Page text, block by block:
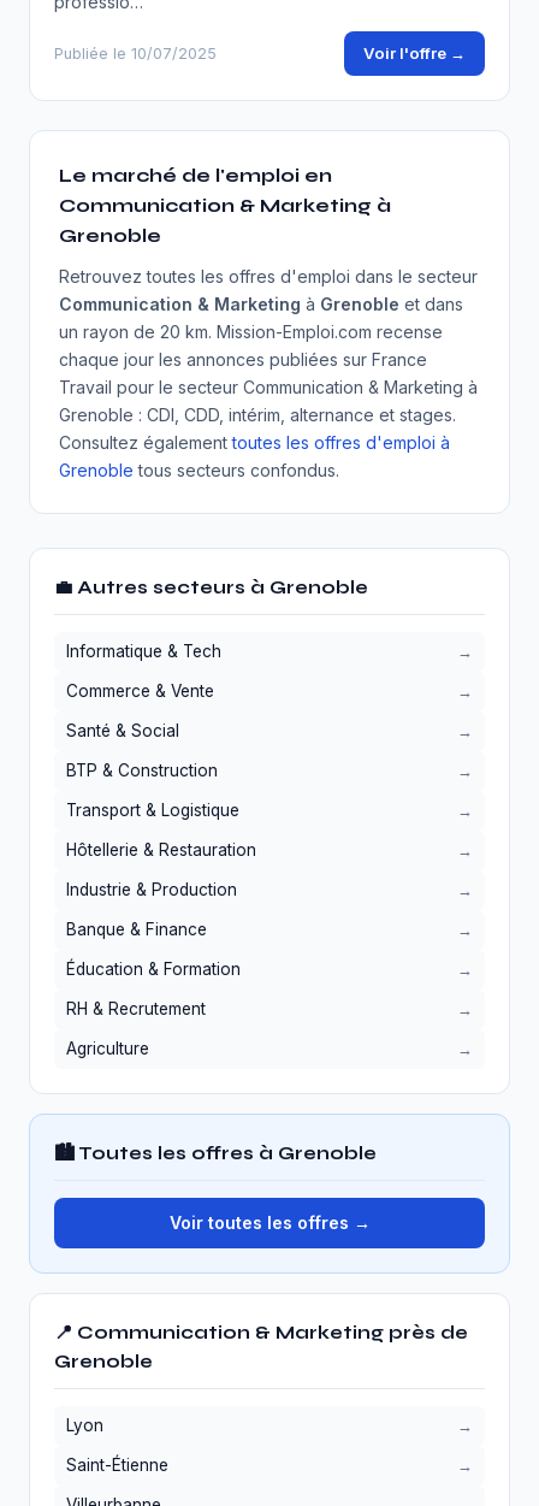
Publiée le 10/07/2025 Voir l'offre →
Le marché de l'emploi en
Communication & Marketing à
Grenoble
Retrouvez toutes les offres d'emploi dans le secteur
Communication & Marketing à Grenoble et dans
un rayon de 20 km. Mission-Emploi.com recense
chaque jour les annonces publiées sur France
Travail pour le secteur Communication & Marketing à
Grenoble : CDI, CDD, intérim, alternance et stages.
Consultez égalementtoutes les offres d'emploi à
Grenoble tous secteurs confondus.
💼 Autres secteurs à Grenoble
Informatique & Tech
Commerce & Vente
Santé & Social
BTP & Construction
Transport & Logistique
Hôtellerie & Restauration
Industrie & Production
Banque & Finance
Éducation & Formation
RH & Recrutement
Agriculture
🏙️ Toutes les offres à Grenoble
Voir toutes les offres →
📍 Communication & Marketing près de
Grenoble
Lyon
Saint-Étienne